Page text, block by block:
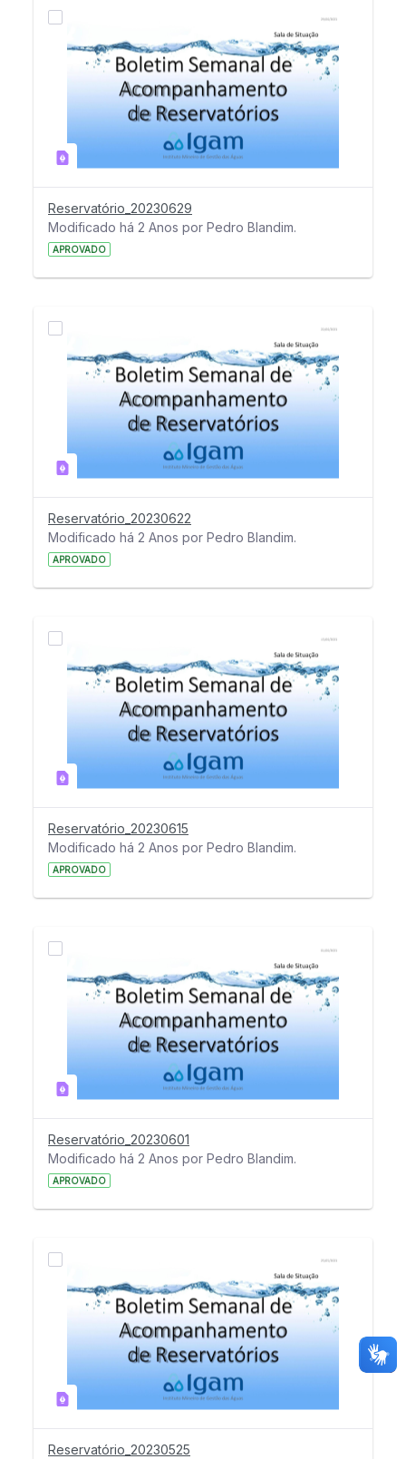
Reservatório_20230629
Modificado há 2 Anos por Pedro Blandim.
APROVADO
Reservatório_20230622
Modificado há 2 Anos por Pedro Blandim.
APROVADO
Reservatório_20230615
Modificado há 2 Anos por Pedro Blandim.
APROVADO
Reservatório_20230601
Modificado há 2 Anos por Pedro Blandim.
APROVADO
Reservatório_20230525